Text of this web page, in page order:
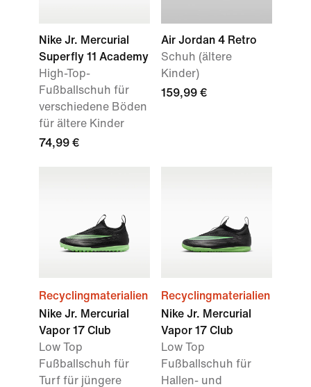
Nike Jr. Mercurial
Superfly 11 Academy
High-Top-
Fußballschuh für
verschiedene Böden
für ältere Kinder
74,99 €
Air Jordan 4 Retro
Schuh (ältere
Kinder)
159,99 €
Recyclingmaterialien
Nike Jr. Mercurial
Vapor 17 Club
Low Top
Fußballschuh für
Turf für jüngere
Recyclingmaterialien
Nike Jr. Mercurial
Vapor 17 Club
Low Top
Fußballschuh für
Hallen- und